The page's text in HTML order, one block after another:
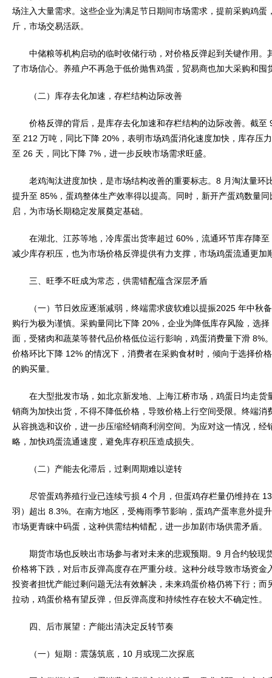
场注入大量需求。这些企业为满足节日期间市场需求，提前采购鸡
斤，市场交易活跃。
中储粮等机构启动的临时收储行动，对价格反弹起到关键作用。
了市场信心。养殖户不再急于低价抛售鸡蛋，贸易商也加大采购和囤
（二）库存去化加速，存栏结构边际改善
价格反弹的背后，是库存去化加速和存栏结构的边际改善。截至
至 212 万吨，同比下降 20%，表明市场鸡蛋消化速度加快，库存压
至 26 天，同比下降 7%，进一步反映市场需求旺盛。
老鸡淘汰进度加快，是市场结构改善的重要标志。8 月淘汰量环
提升至 85%，蛋鸡整体生产效率得以提高。同时，新开产蛋鸡数量
启，为市场长期稳定发展奠定基础。
在湖北、江苏等地，冷库蛋出货率超过 60%，流通环节库存降至
减少库存积压，也为市场价格反弹提供有力支撑，市场鸡蛋流通更加
三、旺季不旺成为常态，供需错配蕴含深层矛盾
（一）节日效应逐渐减弱，终端需求疲软难以提振2025 年中秋
购行为极为谨慎。采购量同比下降 20%，企业为降低库存风险，选
面，受猪肉和蔬菜等替代品价格低位运行影响，鸡蛋消费量下滑 8%
价格环比下降 12% 的情况下，消费者在采购食材时，倾向于选择价
的购买量。
在大型批发市场，如北京新发地、上海江桥市场，鸡蛋日均走货
销商为加快出货，不得不降低价格，导致价格上行空间受限。终端消
从容挑选和议价，进一步压缩经销商利润空间。为应对这一情况，经
略，加快鸡蛋流通速度，避免库存积压造成损失。
（二）产能去化滞后，过剩周期难以逆转
尽管蛋鸡养殖行业已连续亏损 4 个月，但蛋鸡存栏量仍维持在
羽）超出 8.3%。在南方地区，受梅雨季节影响，蛋鸡产蛋率意外提
市场更青睐中码蛋，这种供需结构错配，进一步加剧市场供需矛盾。
期货市场也反映出市场参与者对未来的悲观预期。9 月合约较现
价格将下跌，对后市反弹高度存在严重分歧。这种分歧导致市场资金
投资者担忧产能过剩问题无法有效解决，未来鸡蛋价格仍将下行；而
拉动，鸡蛋价格有望反弹，但反弹高度和持续性存在较大不确定性。
四、后市展望：产能出清决定反转节奏
（一）短期：震荡筑底，10 月或现二次探底